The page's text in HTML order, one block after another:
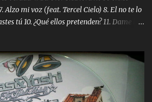
Alzo mi voz (feat. Tercel Cielo) 8. El no te lo
tú 10. ¿Qué ellos pretenden? 11. Dame la
----------------------------- Nota:
della qualità in formato iTunes Plus
iTunes e a disposizione vostra per il
ITALIA Nosotros Somos Los Del